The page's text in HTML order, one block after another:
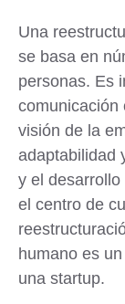
Una
se basa en
personas. Es
comunicación
visión de la
adaptabilidad
y el
el centro de
humano es
una startup.